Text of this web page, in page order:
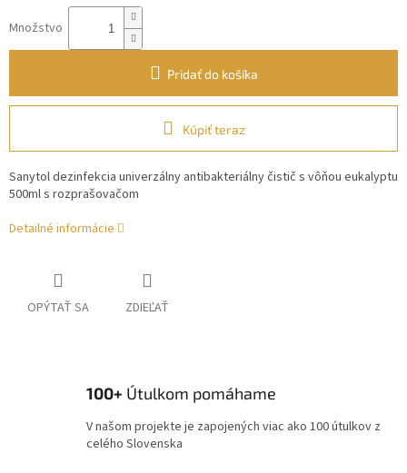
Množstvo
Pridať do košíka
Kúpiť teraz
Sanytol dezinfekcia univerzálny antibakteriálny čistič s vôňou eukalyptu
500ml s rozprašovačom
Detailné informácie
OPÝTAŤ SA ZDIEĽAŤ
100+ Útulkom pomáhame
V našom projekte je zapojených viac ako 100 útulkov z
celého Slovenska